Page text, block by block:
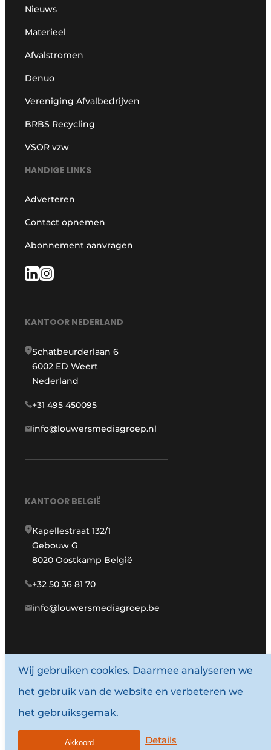
Nieuws
Materieel
Afvalstromen
Denuo
Vereniging Afvalbedrijven
BRBS Recycling
VSOR vzw
HANDIGE LINKS
Adverteren
Contact opnemen
Abonnement aanvragen
KANTOOR NEDERLAND
Schatbeurderlaan 6
6002 ED Weert
Nederland
+31 495 450095
info@louwersmediagroep.nl
KANTOOR BELGIË
Kapellestraat 132/1
Gebouw G
8020 Oostkamp België
+32 50 36 81 70
info@louwersmediagroep.be
www.louwersmediagroep.com
© 1987 - 2026 Louwersmediagroep.
Algemene voorwaarden
Wij gebruiken cookies. Daarmee analyseren we
het gebruik van de website en verbeteren we
het gebruiksgemak.
Details
Akkoord